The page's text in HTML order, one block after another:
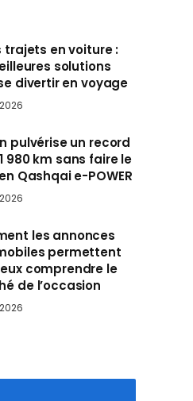
trajets en voiture :
solutions
divertir en voyage
pulvérise un record
980 km sans faire le
Qashqai e-POWER
les annonces
permettent
comprendre le
de l’occasion